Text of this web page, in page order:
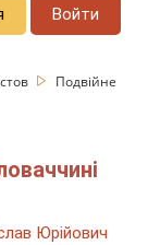
Войти
Подвійне
Юрійович